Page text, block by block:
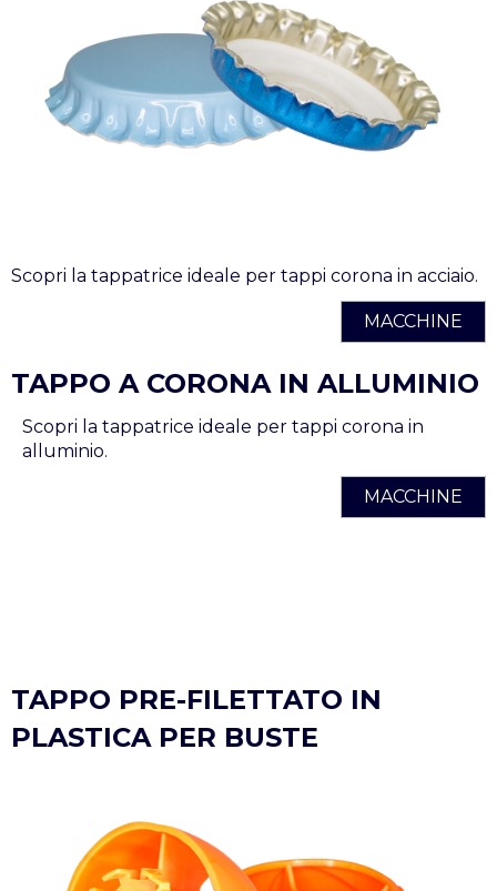
Scopri la tappatrice ideale per tappi corona in acciaio.
MACCHINE
TAPPO A CORONA IN ALLUMINIO
Scopri la tappatrice ideale per tappi corona in
alluminio.
MACCHINE
TAPPO PRE-FILETTATO IN
PLASTICA PER BUSTE